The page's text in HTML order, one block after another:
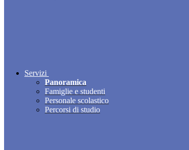
Servizi
Panoramica
Famiglie e studenti
Personale scolastico
Percorsi di studio